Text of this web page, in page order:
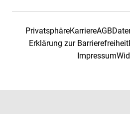
PrivatsphäreKarriereAGB
Erklärung zur Barrierefreiheit
Impressum